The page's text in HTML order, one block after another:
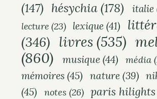
(147) hésychia (178) italie
lecture (23) lexique(41)
(346) livres (535)
(860)
musique (44) média
mémoires (45) nature(39)
(45)
notes (26) paris hilights